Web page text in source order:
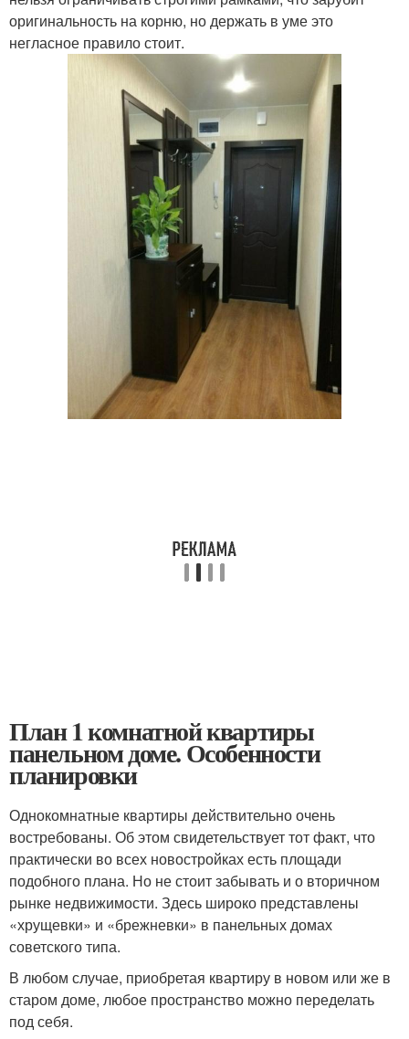
оригинальность на корню, но держать в уме это
негласное правило стоит.
План 1 комнатной квартиры
панельном доме. Особенности
планировки
Однокомнатные квартиры действительно очень
востребованы. Об этом свидетельствует тот факт, что
практически во всех новостройках есть площади
подобного плана. Но не стоит забывать и о вторичном
рынке недвижимости. Здесь широко представлены
«хрущевки» и «брежневки» в панельных домах
советского типа.
В любом случае, приобретая квартиру в новом или же в
старом доме, любое пространство можно переделать
под себя.